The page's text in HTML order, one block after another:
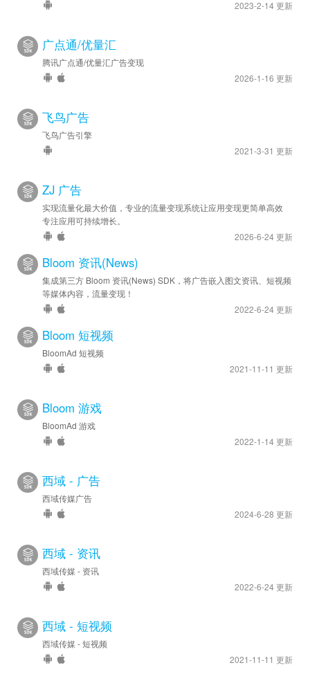
2023-2-14 更新
广点通/优量汇
腾讯广点通/优量汇广告变现
2026-1-16 更新
飞鸟广告
飞鸟广告引擎
2021-3-31 更新
ZJ 广告
实现流量化最大价值，专业的流量变现系统让应用变现更简单高效
专注应用可持续增长。
2026-6-24 更新
Bloom 资讯(News)
集成第三方 Bloom 资讯(News) SDK，将广告嵌入图文资讯、短视频
等媒体内容，流量变现！
2022-6-24 更新
Bloom 短视频
BloomAd 短视频
2021-11-11 更新
Bloom 游戏
BloomAd 游戏
2022-1-14 更新
西域 - 广告
西域传媒广告
2024-6-28 更新
西域 - 资讯
西域传媒 - 资讯
2022-6-24 更新
西域 - 短视频
西域传媒 - 短视频
2021-11-11 更新